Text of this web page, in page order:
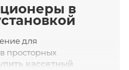
в
для
просторных
кассетный